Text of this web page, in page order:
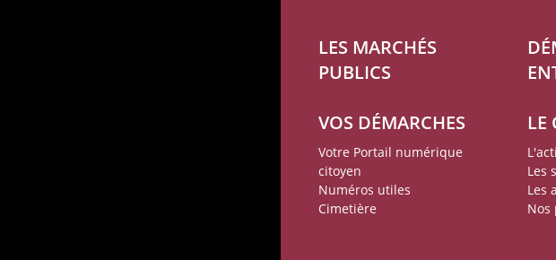
LES MARCHÉS
PUBLICS
VOS DÉMARCHES
Votre Portail numérique
citoyen
Numéros utiles
Cimetière
LE
Les
Les
Nos